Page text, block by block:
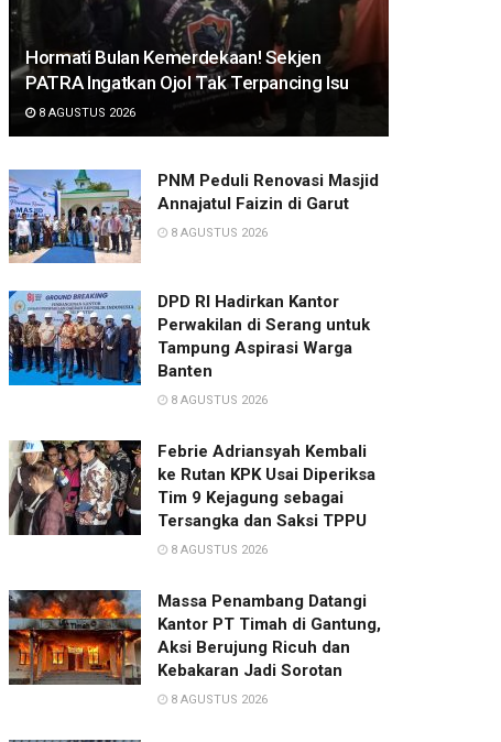
Hormati Bulan Kemerdekaan! Sekjen
PATRA Ingatkan Ojol Tak Terpancing Isu
8 AGUSTUS 2026
PNM Peduli Renovasi Masjid
Annajatul Faizin di Garut
8 AGUSTUS 2026
DPD RI Hadirkan Kantor
Perwakilan di Serang untuk
Tampung Aspirasi Warga
Banten
8 AGUSTUS 2026
Febrie Adriansyah Kembali
ke Rutan KPK Usai Diperiksa
Tim 9 Kejagung sebagai
Tersangka dan Saksi TPPU
8 AGUSTUS 2026
Massa Penambang Datangi
Kantor PT Timah di Gantung,
Aksi Berujung Ricuh dan
Kebakaran Jadi Sorotan
8 AGUSTUS 2026